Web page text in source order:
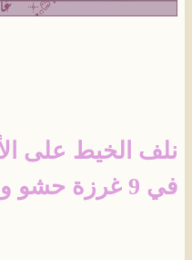
نلف الخيط على
في 9 غرزة حشو ونكرر*مابين الأقواس